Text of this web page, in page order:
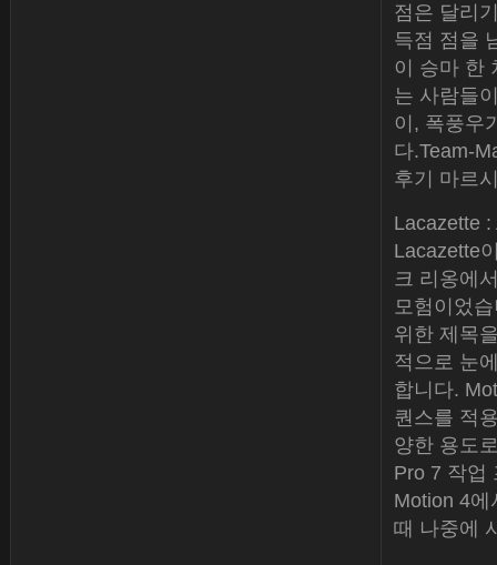
점은 달리
득점 점을
이 승마 한
는 사람들
이, 폭풍우
다.Team-
후기 마르
Lacazette
Lacazette
크 리옹에
모험이었
위한 제목
적으로 눈
합니다.
퀀스를 적
양한 용도
Pro 7 작업
Motion 4
때 나중에